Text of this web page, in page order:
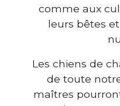
comme aux
leurs bêtes
Les chiens de
de toute
maîtres